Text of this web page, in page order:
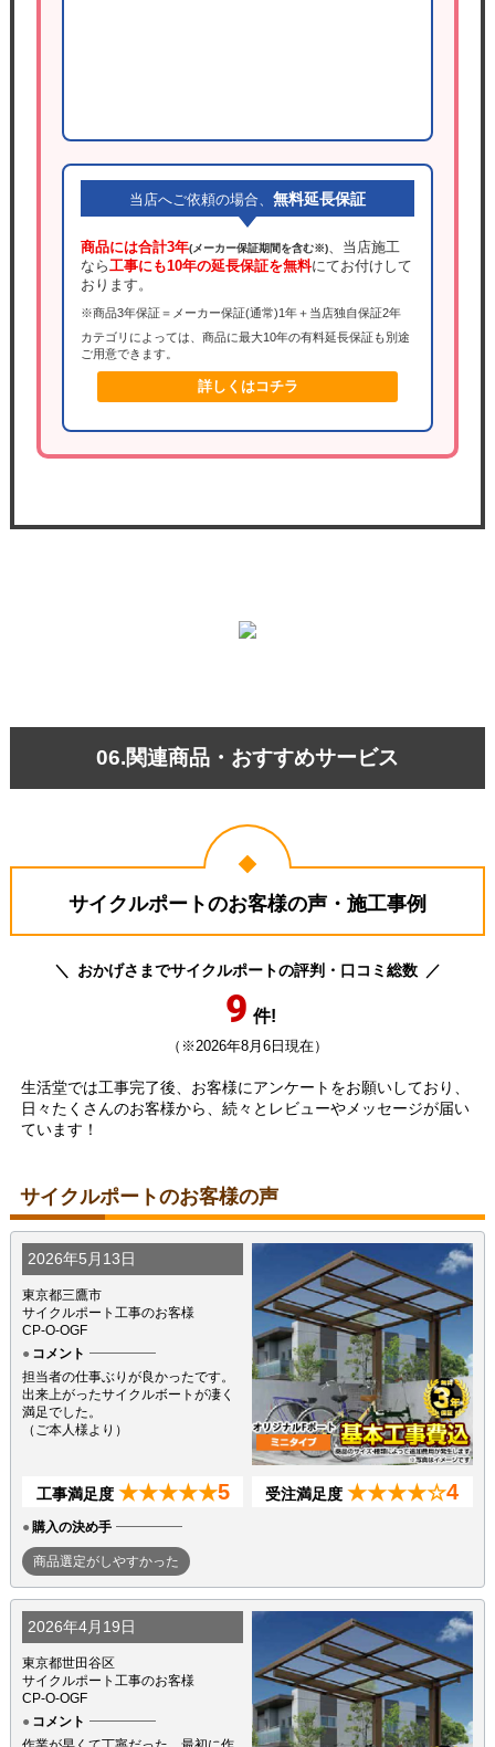
当店へご依頼の場合、 無料延長保証
商品には合計3年(メーカー保証期間を含む※)、当店施工
なら工事にも10年の延長保証を無料にてお付けして
おります。
※商品3年保証＝メーカー保証(通常)1年＋当店独自保証2年
カテゴリによっては、商品に最大10年の有料延長保証も別途
ご用意できます。
詳しくはコチラ
06.関連商品・おすすめサービス
サイクルポートのお客様の声・施工事例
おかげさまでサイクルポートの評判・口コミ総数
9 件!
（※2026年8月6日現在）
生活堂では工事完了後、お客様にアンケートをお願いしており、
日々たくさんのお客様から、続々とレビューやメッセージが届い
ています！
サイクルポートのお客様の声
2026年5月13日
東京都三鷹市
サイクルポート工事のお客様
CP-O-OGF
コメント
担当者の仕事ぶりが良かったです。
出来上がったサイクルボートが凄く
満足でした。
（ご本人様より）
工事満足度 ★★★★★5 受注満足度 ★★★★☆4
購入の決め手
商品選定がしやすかった
2026年4月19日
東京都世田谷区
サイクルポート工事のお客様
CP-O-OGF
コメント